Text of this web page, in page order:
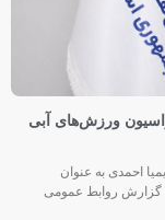
ورزش‌های آبی
احمدی به عنوان
روابط عمومی